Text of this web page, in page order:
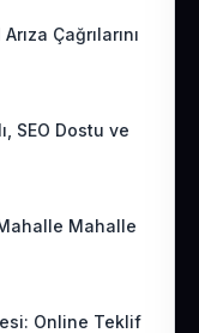
Çağrılarını
SEO Dostu ve
Mahalle
Online Teklif